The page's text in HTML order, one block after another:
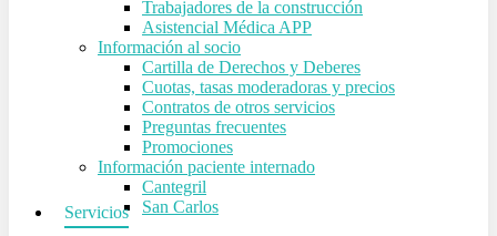
Trabajadores de la construcción
Asistencial Médica APP
Información al socio
Cartilla de Derechos y Deberes
Cuotas, tasas moderadoras y precios
Contratos de otros servicios
Preguntas frecuentes
Promociones
Información paciente internado
Cantegril
San Carlos
Servicios